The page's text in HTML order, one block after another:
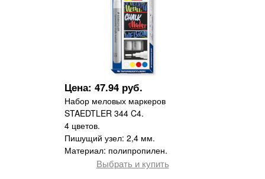
Цена: 47.94 руб.
Набор меловых маркеров
STAEDTLER 344 C4.
4 цветов.
Пишущий узел: 2,4 мм.
Материал: полипропилен.
Выбрать и купить